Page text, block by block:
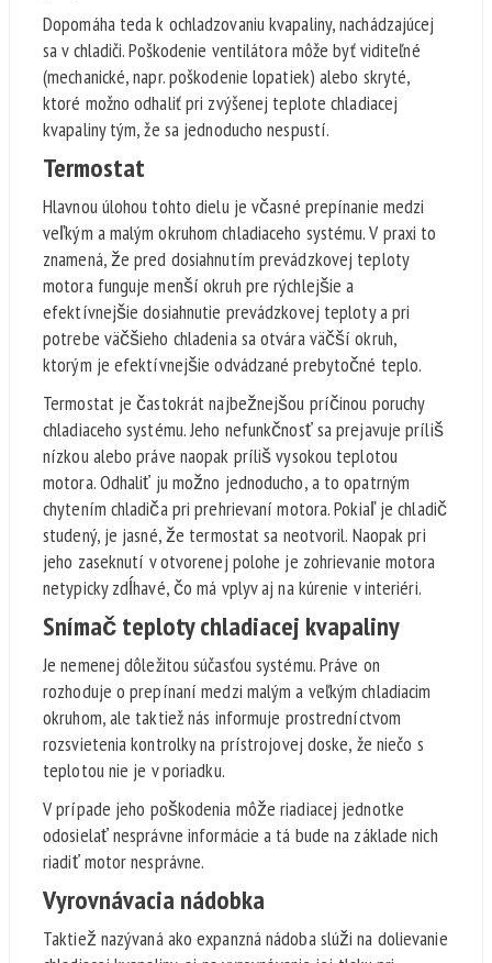
Dopomáha teda k ochladzovaniu kvapaliny, nachádzajúcej
sa v chladiči. Poškodenie ventilátora môže byť viditeľné
(mechanické, napr. poškodenie lopatiek) alebo skryté,
ktoré možno odhaliť pri zvýšenej teplote chladiacej
kvapaliny tým, že sa jednoducho nespustí.
Termostat
Hlavnou úlohou tohto dielu je včasné prepínanie medzi
veľkým a malým okruhom chladiaceho systému. V praxi to
znamená, že pred dosiahnutím prevádzkovej teploty
motora funguje menší okruh pre rýchlejšie a
efektívnejšie dosiahnutie prevádzkovej teploty a pri
potrebe väčšieho chladenia sa otvára väčší okruh,
ktorým je efektívnejšie odvádzané prebytočné teplo.
Termostat je častokrát najbežnejšou príčinou poruchy
chladiaceho systému. Jeho nefunkčnosť sa prejavuje príliš
nízkou alebo práve naopak príliš vysokou teplotou
motora. Odhaliť ju možno jednoducho, a to opatrným
chytením chladiča pri prehrievaní motora. Pokiaľ je chladič
studený, je jasné, že termostat sa neotvoril. Naopak pri
jeho zaseknutí v otvorenej polohe je zohrievanie motora
netypicky zdĺhavé, čo má vplyv aj na kúrenie v interiéri.
Snímač teploty chladiacej kvapaliny
Je nemenej dôležitou súčasťou systému. Práve on
rozhoduje o prepínaní medzi malým a veľkým chladiacim
okruhom, ale taktiež nás informuje prostredníctvom
rozsvietenia kontrolky na prístrojovej doske, že niečo s
teplotou nie je v poriadku.
V prípade jeho poškodenia môže riadiacej jednotke
odosielať nesprávne informácie a tá bude na základe nich
riadiť motor nesprávne.
Vyrovnávacia nádobka
Taktiež nazývaná ako expanzná nádoba slúži na dolievanie